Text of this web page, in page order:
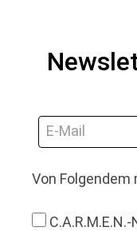
E-Mail
Von